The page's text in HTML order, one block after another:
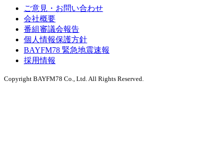
ご意見・お問い合わせ
会社概要
番組審議会報告
個人情報保護方針
BAYFM78 緊急地震速報
採用情報
Copyright BAYFM78 Co., Ltd. All Rights Reserved.